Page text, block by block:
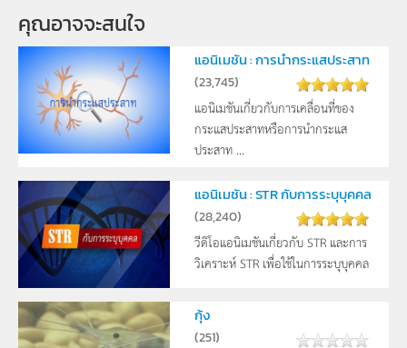
คุณอาจจะสนใจ
แอนิเมชัน : การนำกระแสประสาท
(23,745)
แอนิเมชันเกี่ยวกับการเคลื่อนที่ของ
กระแสประสาทหรือการนำกระแส
ประสาท ...
แอนิเมชัน : STR กับการระบุบุคคล
(28,240)
วีดิโอแอนิเมชันเกี่ยวกับ STR และการ
วิเคราะห์ STR เพื่อใช้ในการระบุบุคคล
กุ้ง
(251)